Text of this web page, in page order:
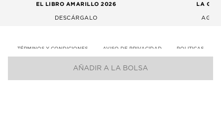
AÑADIR A LA BOLSA
EL LIBRO AMARILLO 2026
DESCÁRGALO
LA
TÉRMINOS Y CONDICIONES AVISO DE PRIVACIDAD POLITICAS